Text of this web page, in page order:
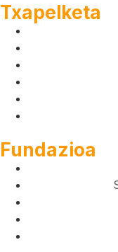
Txapelketa
Fundazioa